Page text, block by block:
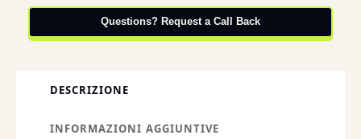
Questions? Request a Call Back
DESCRIZIONE
INFORMAZIONI AGGIUNTIVE